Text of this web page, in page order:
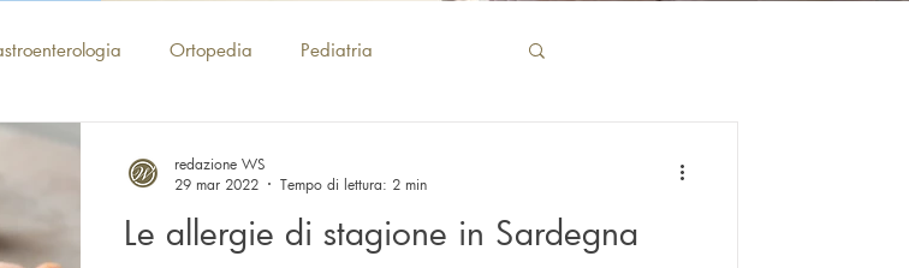
Ortopedia Pediatria
Endocrinologia Diabetologia
Le allergie di stagione in Sardegna
redazione WS
29 mar 2022
Tempo di lettura: 2 min